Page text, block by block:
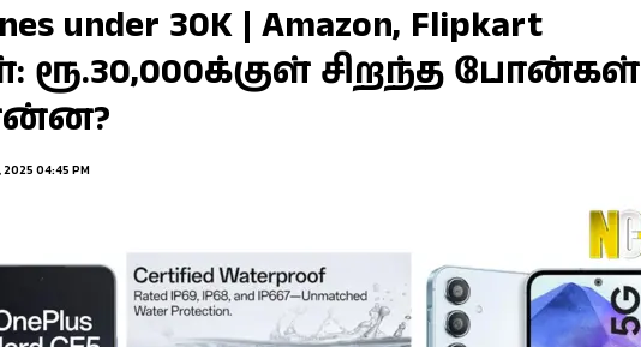
under 30K | Amazon, Flipkart
ரூ.30,000க்குள் சிறந்த போன்கள்
2025 04:45 PM